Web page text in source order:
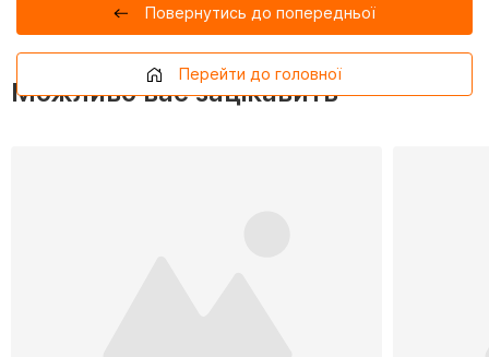
Повернутись до попередньої
Перейти до головної
Можливо вас зацікавить